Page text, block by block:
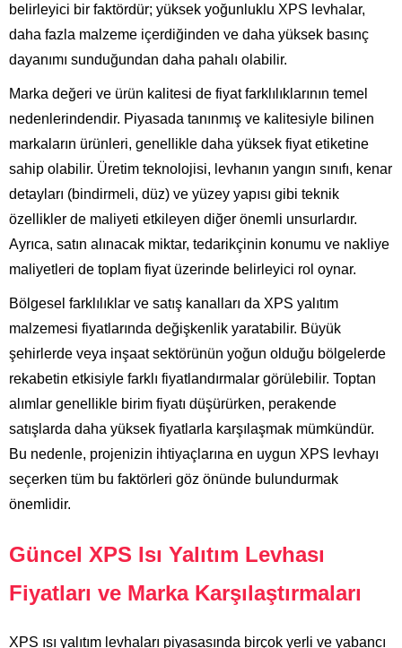
belirleyici bir faktördür; yüksek yoğunluklu XPS levhalar,
daha fazla malzeme içerdiğinden ve daha yüksek basınç
dayanımı sunduğundan daha pahalı olabilir.
Marka değeri ve ürün kalitesi de fiyat farklılıklarının temel
nedenlerindendir. Piyasada tanınmış ve kalitesiyle bilinen
markaların ürünleri, genellikle daha yüksek fiyat etiketine
sahip olabilir. Üretim teknolojisi, levhanın yangın sınıfı, kenar
detayları (bindirmeli, düz) ve yüzey yapısı gibi teknik
özellikler de maliyeti etkileyen diğer önemli unsurlardır.
Ayrıca, satın alınacak miktar, tedarikçinin konumu ve nakliye
maliyetleri de toplam fiyat üzerinde belirleyici rol oynar.
Bölgesel farklılıklar ve satış kanalları da XPS yalıtım
malzemesi fiyatlarında değişkenlik yaratabilir. Büyük
şehirlerde veya inşaat sektörünün yoğun olduğu bölgelerde
rekabetin etkisiyle farklı fiyatlandırmalar görülebilir. Toptan
alımlar genellikle birim fiyatı düşürürken, perakende
satışlarda daha yüksek fiyatlarla karşılaşmak mümkündür.
Bu nedenle, projenizin ihtiyaçlarına en uygun XPS levhayı
seçerken tüm bu faktörleri göz önünde bulundurmak
önemlidir.
Güncel XPS Isı Yalıtım Levhası
Fiyatları ve Marka Karşılaştırmaları
XPS ısı yalıtım levhaları piyasasında birçok yerli ve yabancı